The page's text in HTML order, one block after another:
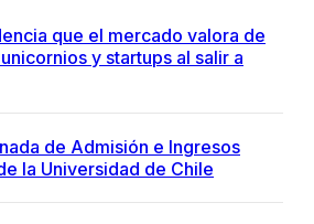
que el mercado valora de
y startups al salir a
de Admisión e Ingresos
la Universidad de Chile